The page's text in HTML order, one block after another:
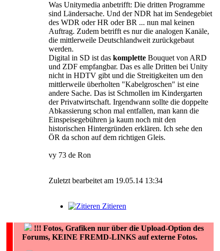
Was Unitymedia anbetrifft: Die dritten Programme
sind Ländersache. Und der NDR hat im Sendegebiet
des WDR oder HR oder BR ... nun mal keinen
Auftrag. Zudem betrifft es nur die analogen Kanäle,
die mittlerweile Deutschlandweit zurückgebaut
werden.
Digital in SD ist das komplette Bouquet von ARD
und ZDF empfangbar. Das es alle Dritten bei Unity
nicht in HDTV gibt und die Streitigkeiten um den
mittlerweile überholten "Kabelgroschen" ist eine
andere Sache. Das ist Schmollen im Kindergarten
der Privatwirtschaft. Irgendwann sollte die doppelte
Abkassierung schon mal entfallen, man kann die
Einspeisegebühren ja kaum noch mit den
historischen Hintergründen erklären. Ich sehe den
ÖR da schon auf dem richtigen Gleis.
vy 73 de Ron
Zuletzt bearbeitet am 19.05.14 13:34
Zitieren
!!! Fotos, Grafiken nur über die Upload-Option des
Forums, KEINE FREMD-LINKS auf externe Fotos.